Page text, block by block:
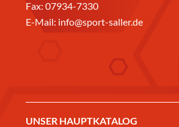
Fax: 07934-7330
E-Mail: info@sport-saller.de
UNSER HAUPTKATALOG